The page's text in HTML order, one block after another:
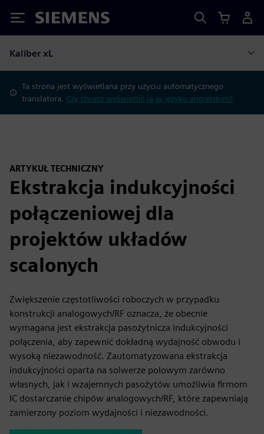
Siemens
Kaliber xL
Ta strona jest wyświetlana przy użyciu automatycznego
translatora. Czy chcesz wyświetlić ją w języku angielskim?
ARTYKUŁ TECHNICZNY
Ekstrakcja indukcyjności
połączeniowej dla
projektów układów
scalonych
Zwiększenie częstotliwości roboczych w przypadku
konstrukcji analogowych/RF oznacza, że obecnie
wymagana jest ekstrakcja pasożytnicza indukcyjności
połączenia, aby zapewnić dokładną wydajność obwodu i
wysoką niezawodność. Zautomatyzowana ekstrakcja
indukcyjności oparta na solwerze polowym zarówno
własnych, jak i wzajemnych pasożytów umożliwia firmom
IC dostarczanie chipów analogowych/RF, które zapewniają
zamierzony poziom wydajności i niezawodności.